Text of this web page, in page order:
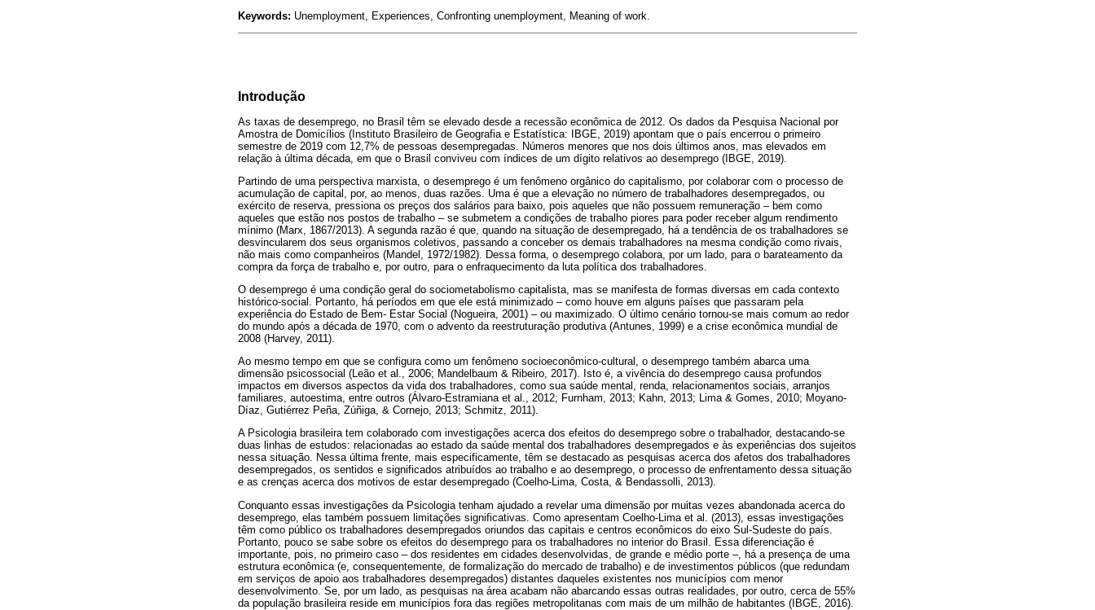
Keywords: Unemployment, Experiences, Confronting unemployment, Meaning of work.
Introdução
As taxas de desemprego, no Brasil têm se elevado desde a recessão econômica de 2012. Os dados da Pesquisa Nacional por
Amostra de Domicílios (Instituto Brasileiro de Geografia e Estatística: IBGE, 2019) apontam que o país encerrou o primeiro
semestre de 2019 com 12,7% de pessoas desempregadas. Números menores que nos dois últimos anos, mas elevados em
relação à última década, em que o Brasil conviveu com índices de um dígito relativos ao desemprego (IBGE, 2019).
Partindo de uma perspectiva marxista, o desemprego é um fenômeno orgânico do capitalismo, por colaborar com o processo de
acumulação de capital, por, ao menos, duas razões. Uma é que a elevação no número de trabalhadores desempregados, ou
exército de reserva, pressiona os preços dos salários para baixo, pois aqueles que não possuem remuneração – bem como
aqueles que estão nos postos de trabalho – se submetem a condições de trabalho piores para poder receber algum rendimento
mínimo (Marx, 1867/2013). A segunda razão é que, quando na situação de desempregado, há a tendência de os trabalhadores se
desvincularem dos seus organismos coletivos, passando a conceber os demais trabalhadores na mesma condição como rivais,
não mais como companheiros (Mandel, 1972/1982). Dessa forma, o desemprego colabora, por um lado, para o barateamento da
compra da força de trabalho e, por outro, para o enfraquecimento da luta política dos trabalhadores.
O desemprego é uma condição geral do sociometabolismo capitalista, mas se manifesta de formas diversas em cada contexto
histórico-social. Portanto, há períodos em que ele está minimizado – como houve em alguns países que passaram pela
experiência do Estado de Bem- Estar Social (Nogueira, 2001) – ou maximizado. O último cenário tornou-se mais comum ao redor
do mundo após a década de 1970, com o advento da reestruturação produtiva (Antunes, 1999) e a crise econômica mundial de
2008 (Harvey, 2011).
Ao mesmo tempo em que se configura como um fenômeno socioeconômico-cultural, o desemprego também abarca uma
dimensão psicossocial (Leão et al., 2006; Mandelbaum & Ribeiro, 2017). Isto é, a vivência do desemprego causa profundos
impactos em diversos aspectos da vida dos trabalhadores, como sua saúde mental, renda, relacionamentos sociais, arranjos
familiares, autoestima, entre outros (Álvaro-Estramiana et al., 2012; Furnham, 2013; Kahn, 2013; Lima & Gomes, 2010; Moyano-
Díaz, Gutiérrez Peña, Zúñiga, & Cornejo, 2013; Schmitz, 2011).
A Psicologia brasileira tem colaborado com investigações acerca dos efeitos do desemprego sobre o trabalhador, destacando-se
duas linhas de estudos: relacionadas ao estado da saúde mental dos trabalhadores desempregados e às experiências dos sujeitos
nessa situação. Nessa última frente, mais especificamente, têm se destacado as pesquisas acerca dos afetos dos trabalhadores
desempregados, os sentidos e significados atribuídos ao trabalho e ao desemprego, o processo de enfrentamento dessa situação
e as crenças acerca dos motivos de estar desempregado (Coelho-Lima, Costa, & Bendassolli, 2013).
Conquanto essas investigações da Psicologia tenham ajudado a revelar uma dimensão por muitas vezes abandonada acerca do
desemprego, elas também possuem limitações significativas. Como apresentam Coelho-Lima et al. (2013), essas investigações
têm como público os trabalhadores desempregados oriundos das capitais e centros econômicos do eixo Sul-Sudeste do país.
Portanto, pouco se sabe sobre os efeitos do desemprego para os trabalhadores no interior do Brasil. Essa diferenciação é
importante, pois, no primeiro caso – dos residentes em cidades desenvolvidas, de grande e médio porte –, há a presença de uma
estrutura econômica (e, consequentemente, de formalização do mercado de trabalho) e de investimentos públicos (que redundam
em serviços de apoio aos trabalhadores desempregados) distantes daqueles existentes nos municípios com menor
desenvolvimento. Se, por um lado, as pesquisas na área acabam não abarcando essas outras realidades, por outro, cerca de 55%
da população brasileira reside em municípios fora das regiões metropolitanas com mais de um milhão de habitantes (IBGE, 2016).